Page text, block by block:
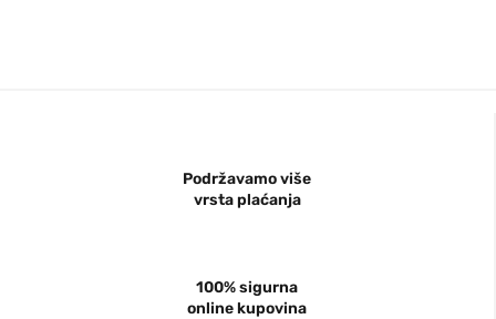
Podržavamo više
vrsta plaćanja
100% sigurna
online kupovina